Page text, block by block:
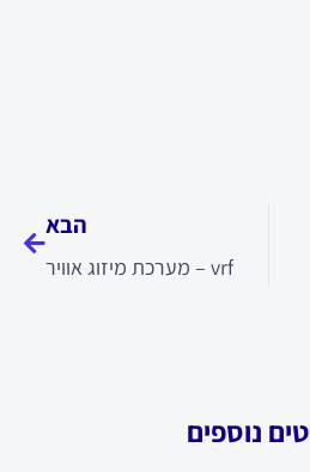
הבא
vrf – מערכת מיזוג אוויר
נוספים